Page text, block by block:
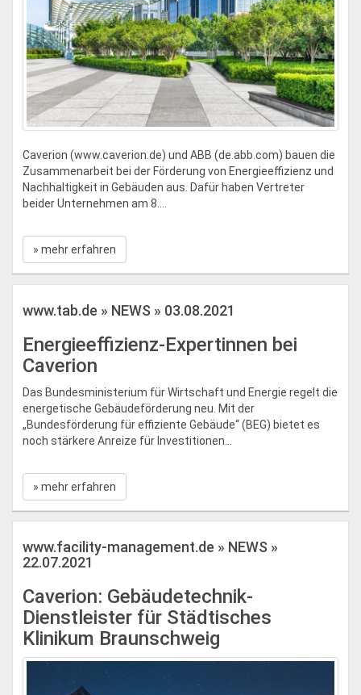
Caverion (www.caverion.de) und ABB (de.abb.com) bauen die
Zusammenarbeit bei der Förderung von Energieeffizienz und
Nachhaltigkeit in Gebäuden aus. Dafür haben Vertreter
beider Unternehmen am 8....
» mehr erfahren
www.tab.de » NEWS » 03.08.2021
Energieeffizienz-Expertinnen bei
Caverion
Das Bundesministerium für Wirtschaft und Energie regelt die
energetische Gebäudeförderung neu. Mit der
„Bundesförderung für effiziente Gebäude“ (BEG) bietet es
noch stärkere Anreize für Investitionen...
» mehr erfahren
www.facility-management.de » NEWS »
22.07.2021
Caverion: Gebäudetechnik-
Dienstleister für Städtisches
Klinikum Braunschweig